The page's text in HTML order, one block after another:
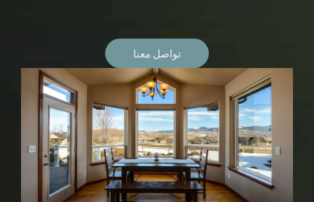
تواصل معنا